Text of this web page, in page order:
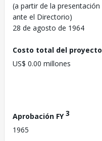
(a partir de la presentación
ante el Directorio)
28 de agosto de 1964
Costo total del proyecto
US$ 0.00 millones
Aprobación FY3
1965